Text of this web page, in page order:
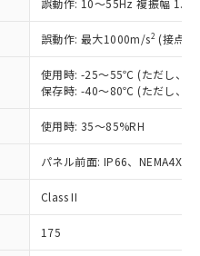
誤動作: 10～55Hz 複振幅
誤動作: 最大1000m/s2 (接点
使用時: -25～55℃ (ただし、氷
保存時: -40～80℃ (ただし、氷
使用時: 35～85%RH
パネル前面: IP66、NEMA4X,
Class II
175
よび標準価格はお客
たはお客様担当のオ
売店・当社販売員に
販売店や当社販売拠
ワーク
」をご確認
準価格結果を当社の
三者に漏洩または開
いします。
品リスト作成サー
ただくには、I-Web
されている必要が
および制御機器に対する
ついては閾値を超える意
ています。
などにより、予定
す。
、 DIBP(フタル酸ジ
フタル酸ブチルベンジ
ヘキシル)) : 1000ppm
します。
下において有害物
境に深刻な影響を
ます。
社販売部門へお問
、違法に輸出されな
を講じます。
、核兵器、ミサイ
物兵器またはその他
の製造装置等に一切
を第三者に販売する
および3の内容を当
す。また当社は、
係わる関係者が違
れがある場合は、取
せん。
たないが在庫あり
の在庫状況につ
様のお取引先、ま
当のオムロン制御
当社販売員にご確
、また在庫状況の
ていない機種